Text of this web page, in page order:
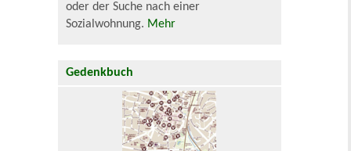
oder der Suche nach einer
Sozialwohnung. Mehr
Gedenkbuch